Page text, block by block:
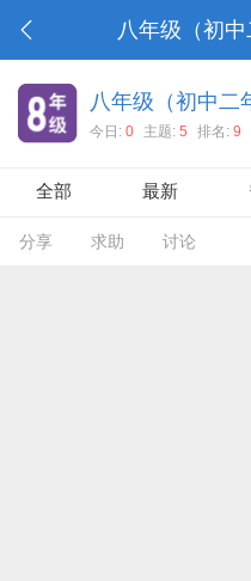
八年级（初
八年级（初中二
今日: 0 主题: 5 排名: 9
全部 最新
分享 求助 讨论